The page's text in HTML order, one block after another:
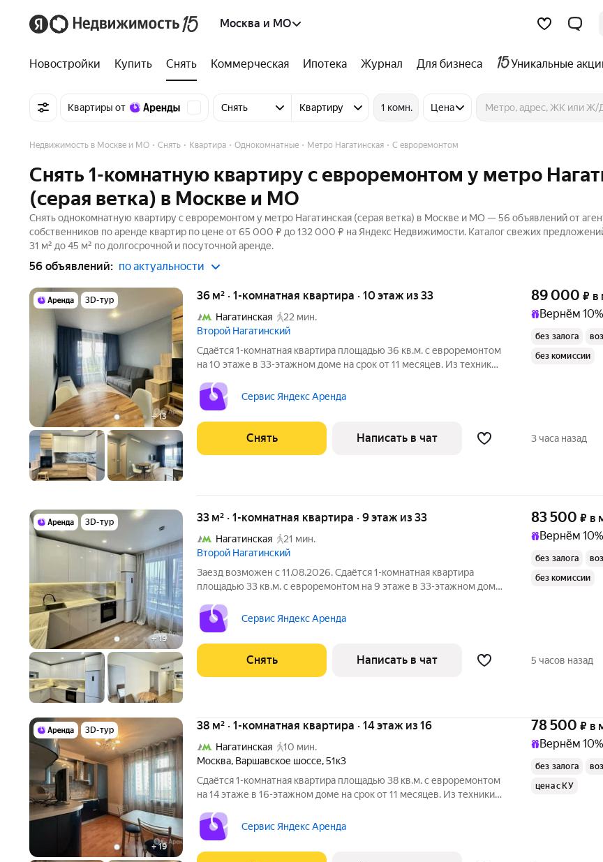
Москва и МО
Новостройки Купить Снять Коммерческая Ипотека Журнал Для бизнеса Уникальные
Квартиры от Снять Квартиру 1 комн. Цена
Недвижимость в Москве и МО Снять Квартира Однокомнатные Метро Нагатинская С евроремонтом
Снять 1-комнатную квартиру с евроремонтом у метро
(серая ветка) в Москве и МО
Снять однокомнатную квартиру с евроремонтом у метро Нагатинская (серая ветка) в Москве и МО — 56 объявлений от
собственников по аренде квартир по цене от 65 000 ₽ до 132 000 ₽ на Яндекс Недвижимости. Каталог свежих
31 м² до 45 м² по долгосрочной и посуточной аренде.
56 объявлений: по актуальности
3D-тур
+13
36 м² · 1-комнатная квартира · 10 этаж из 33
Нагатинская
22 мин.
Второй Нагатинский
Сдаётся 1-комнатная квартира площадью 36 кв.м. с евроремонтом
на 10 этаже в 33-этажном доме на срок от 11 месяцев. Из техники
- монолитный, окна выходят на улицу. В подъезде 4 лифта - 2
Сервис Яндекс Аренда
89 000 ₽ в
Вернём 10%
без залога
без комиссии
Снять Написать в чат 3 часа назад
3D-тур
+19
33 м² · 1-комнатная квартира · 9 этаж из 33
Нагатинская
21 мин.
Второй Нагатинский
Заезд возможен с 11.08.2026. Сдаётся 1-комнатная квартира
площадью 33 кв.м. с евроремонтом на 9 этаже в 33-этажном доме
Сервис Яндекс Аренда
83 500 ₽ в
Вернём 10%
без залога
без комиссии
Снять Написать в чат 5 часов назад
3D-тур
+19
38 м² · 1-комнатная квартира · 14 этаж из 16
Нагатинская
10 мин.
Москва, Варшавское шоссе,51к3
Сдаётся 1-комнатная квартира площадью 38 кв.м. с евроремонтом
на 14 этаже в 16-этажном доме на срок от 11 месяцев. Из техники
Сервис Яндекс Аренда
78 500 ₽ в
Вернём 10%
без залога
цена с КУ